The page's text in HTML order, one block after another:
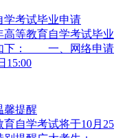
学考试毕业申请
等教育自学考试毕业
如下： 一、网络申请
馨提醒
自学考试将于10月25